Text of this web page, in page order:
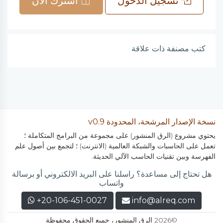
كتب مصنفة ذات علاقة
نسخة الإصدار المرشحة، المحدودة v0.9
يحتوي مشروع (الرق المنشور) على مجموعة من البرامج المتكاملة ؛
تعمل على الحاسبات والشبكة العالمية (الانترنت) ؛ لتجمع بين أصول علم
الفهرسة وبين تقنيات الحاسب الآلي الحديثة.
هل تحتاج إلى مساعدة؟ راسلنا على البريد الالكتروني أو برسالة
واتساب
info@alreq.com
+20-106-451-0027
©2026 الرق المنشور، جميع الحقوق محفوظة